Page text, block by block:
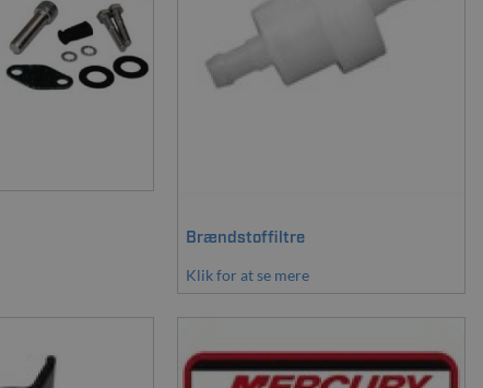
Brændstoffiltre
Klik for at se mere